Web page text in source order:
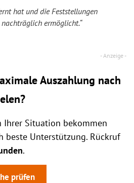
hat und die Feststellungen
ermöglicht.“
Auszahlung nach
Ihrer Situation bekommen
beste Unterstützung. Rückruf
.
prüfen